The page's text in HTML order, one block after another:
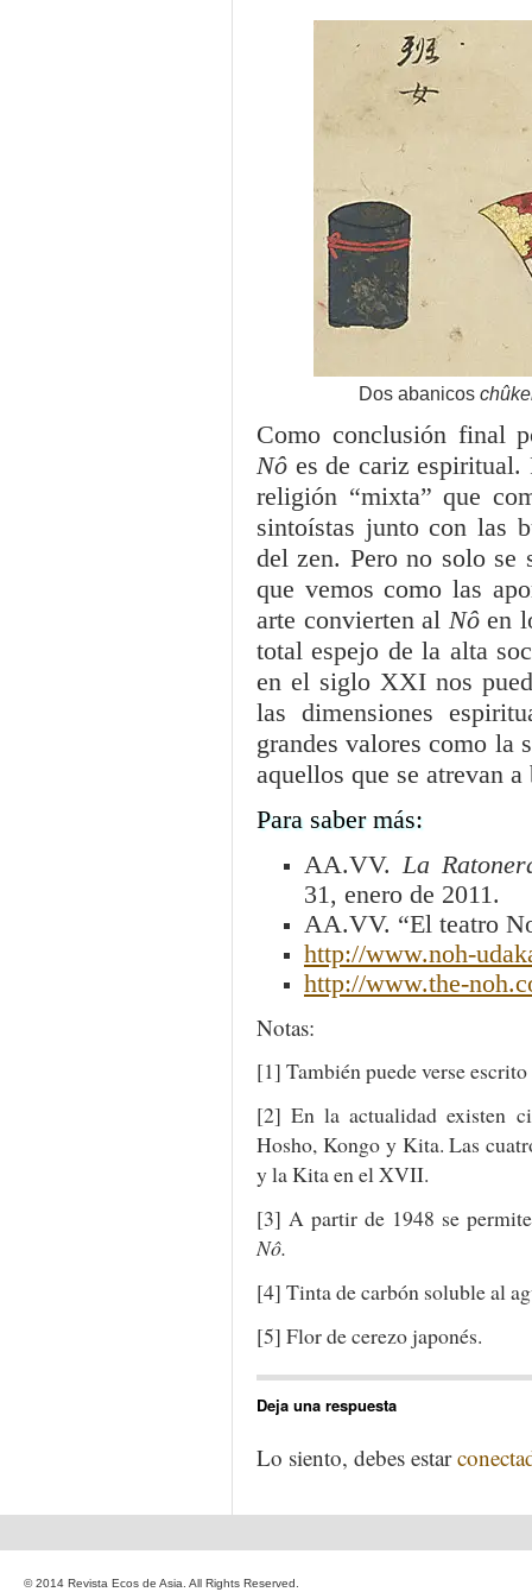
Dos abanicos
Como conclusión final
Nô es de cariz espiritual.
religión “mixta” que
sintoístas junto con las
del zen. Pero no solo se
que vemos como las
arte convierten al Nôen
total espejo de la alta
en el siglo XXI nos
las dimensiones
grandes valores como la
aquellos que se atrevan a
Para saber más:
AA.VV.La
31, enero de 2011.
AA.VV. “El teatro
http://www.noh-
http://www.the-
Notas:
[1] También puede verse
[2] En la actualidad existen
Hosho, Kongo y Kita. Las
y la Kita en el XVII.
[3] A partir de 1948 se
Nô.
[4] Tinta de carbón soluble al
[5] Flor de cerezo japonés.
Deja una respuesta
Lo siento, debes estar
© 2014 Revista Ecos de Asia. All Rights Reserved.